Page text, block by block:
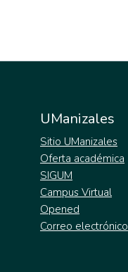
UManizales
Sitio UManizales
Oferta académica
SIGUM
Campus Virtual
Opened
Correo electrónico